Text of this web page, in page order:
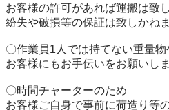
お客様の許可があれば運搬は致
紛失や破損等の保証は致しかねま
〇作業員1人では持てない重量物
お客様にもお手伝いをお願いしま
〇時間チャーターのため
お客様ご自身で事前に荷造り等